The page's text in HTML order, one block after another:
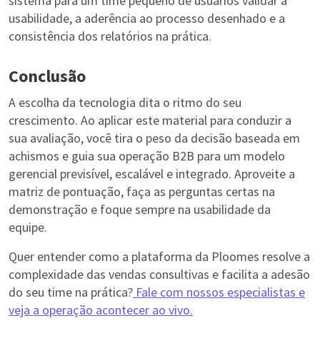
usabilidade, a aderência ao processo desenhado e a
consistência dos relatórios na prática.
Conclusão
A escolha da tecnologia dita o ritmo do seu
crescimento. Ao aplicar este material para conduzir a
sua avaliação, você tira o peso da decisão baseada em
achismos e guia sua operação B2B para um modelo
gerencial previsível, escalável e integrado. Aproveite a
matriz de pontuação, faça as perguntas certas na
demonstração e foque sempre na usabilidade da
equipe.
Quer entender como a plataforma da Ploomes resolve a
complexidade das vendas consultivas e facilita a adesão
do seu time na prática? Fale com nossos especialistas e
veja a operação acontecer ao vivo.